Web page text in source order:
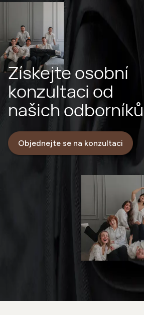
Získejte osobní
konzultaci od
našich odborníků
Objednejte se na konzultaci